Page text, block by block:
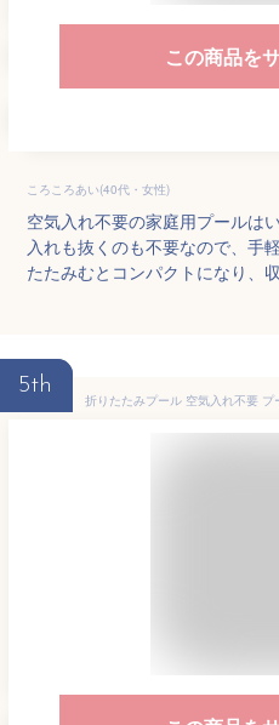
この商品を
ころころあい(40代・女性)
空気入れ不要の家庭用プールは
入れも抜くのも不要なので、手
たたみむとコンパクトになり、
5th